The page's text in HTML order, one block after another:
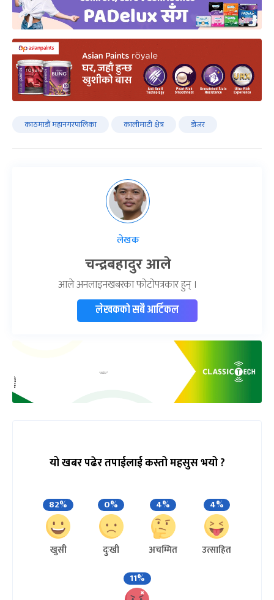
काठमाडौं महानगरपालिका कालीमाटी क्षेत्र डोजर
लेखक
चन्द्रबहादुर आले
आले अनलाइनखबरका फोटोपत्रकार हुन् ।
लेखकको सबै आर्टिकल
यो खबर पढेर तपाईलाई कस्तो महसुस भयो ?
82%
खुसी
0%
दुःखी
4%
अचम्मित
4%
उत्साहित
11%